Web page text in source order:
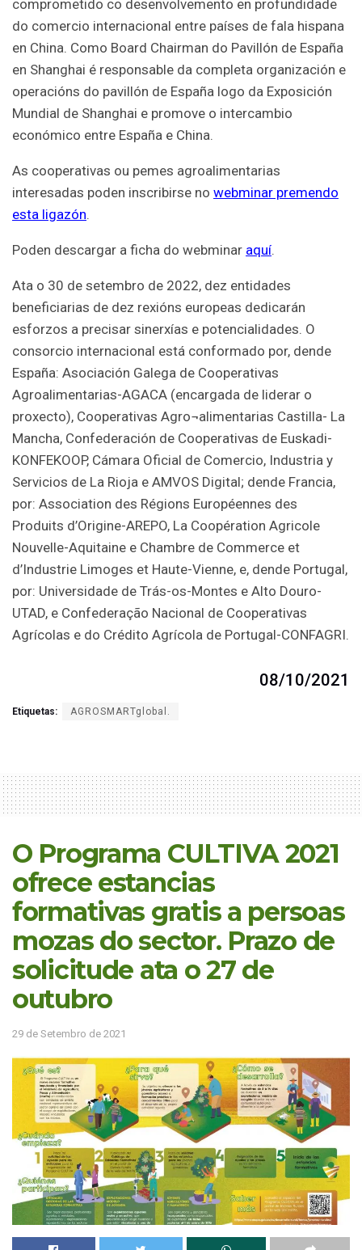
comprometido co desenvolvemento en profundidade
do comercio internacional entre países de fala hispana
en China. Como Board Chairman do Pavillón de España
en Shanghai é responsable da completa organización e
operacións do pavillón de España logo da Exposición
Mundial de Shanghai e promove o intercambio
económico entre España e China.
As cooperativas ou pemes agroalimentarias
interesadas poden inscribirse no webminar premendo
esta ligazón.
Poden descargar a ficha do webminar aquí.
Ata o 30 de setembro de 2022, dez entidades
beneficiarias de dez rexións europeas dedicarán
esforzos a precisar sinerxías e potencialidades. O
consorcio internacional está conformado por, dende
España: Asociación Galega de Cooperativas
Agroalimentarias-AGACA (encargada de liderar o
proxecto), Cooperativas Agro¬alimentarias Castilla- La
Mancha, Confederación de Cooperativas de Euskadi-
KONFEKOOP, Cámara Oficial de Comercio, Industria y
Servicios de La Rioja e AMVOS Digital; dende Francia,
por: Association des Régions Européennes des
Produits d’Origine-AREPO, La Coopération Agricole
Nouvelle-Aquitaine e Chambre de Commerce et
d’Industrie Limoges et Haute-Vienne, e, dende Portugal,
por: Universidade de Trás-os-Montes e Alto Douro-
UTAD, e Confederação Nacional de Cooperativas
Agrícolas e do Crédito Agrícola de Portugal-CONFAGRI.
08/10/2021
Etiquetas: AGROSMARTglobal.
O Programa CULTIVA 2021
ofrece estancias
formativas gratis a persoas
mozas do sector. Prazo de
solicitude ata o 27 de
outubro
29 de Setembro de 2021